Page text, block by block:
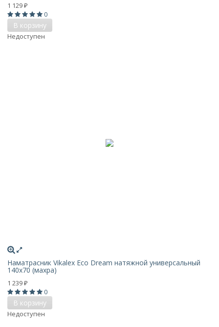
1 129 ₽
0
В корзину
Недоступен
Наматрасник Vikalex Eco Dream натяжной универсальный
140x70 (махра)
1 239 ₽
0
В корзину
Недоступен